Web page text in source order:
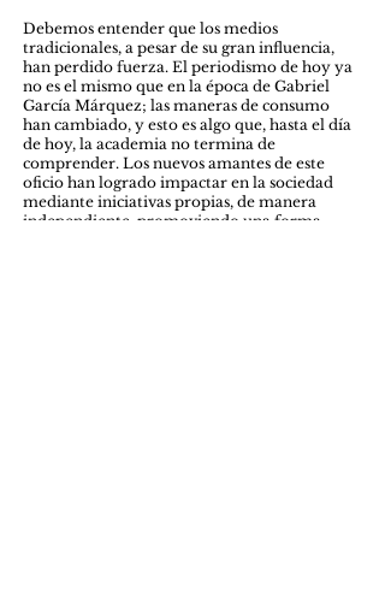
Debemos entender que los medios
tradicionales, a pesar de su gran influencia,
han perdido fuerza. El periodismo de hoy ya
no es el mismo que en la época de Gabriel
García Márquez; las maneras de consumo
han cambiado, y esto es algo que, hasta el día
de hoy, la academia no termina de
comprender. Los nuevos amantes de este
oficio han logrado impactar en la sociedad
mediante iniciativas propias, de manera
independiente, promoviendo una forma